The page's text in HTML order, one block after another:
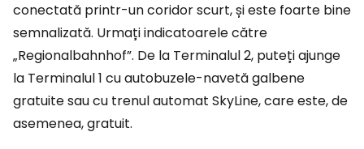
conectată printr-un coridor scurt, și este foarte bine
semnalizată. Urmați indicatoarele către
„Regionalbahnhof”. De la Terminalul 2, puteți ajunge
la Terminalul 1 cu autobuzele-navetă galbene
gratuite sau cu trenul automat SkyLine, care este, de
asemenea, gratuit.